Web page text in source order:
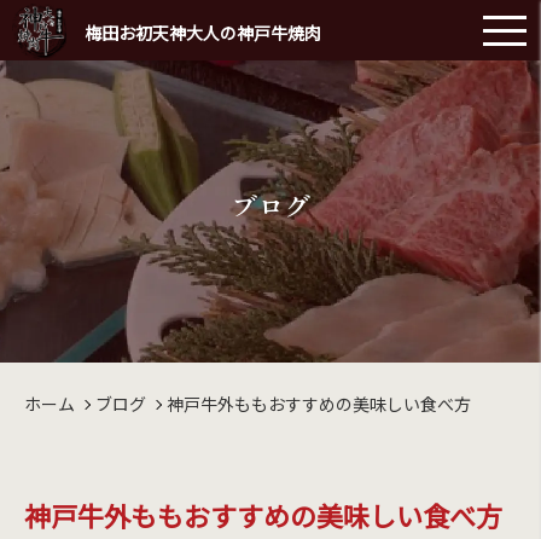
梅田お初天神大人の神戸牛焼肉
ブログ
ホーム ブログ 神戸牛外ももおすすめの美味しい食べ方
神戸牛外ももおすすめの美味しい食べ方